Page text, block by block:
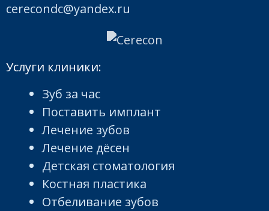
cerecondc@yandex.ru
Услуги клиники:
Зуб за час
Поставить имплант
Лечение зубов
Лечение дёсен
Детская стоматология
Костная пластика
Отбеливание зубов